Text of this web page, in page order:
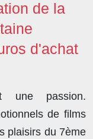
de la
d'achat
une passion.
de films
plaisirs du 7ème